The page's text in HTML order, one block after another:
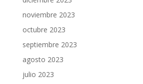
noviembre 2023
octubre 2023
septiembre 2023
agosto 2023
julio 2023